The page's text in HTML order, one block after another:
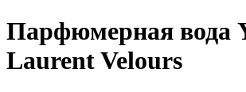
Парфюмерная вода
Laurent Velours